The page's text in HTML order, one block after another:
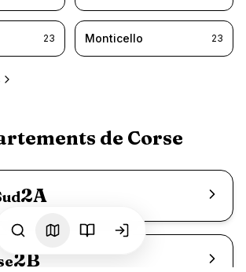
23 Monticello 23
de Corse
2A
2B